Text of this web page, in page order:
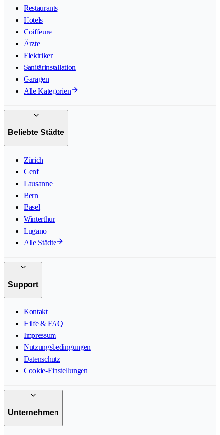
Restaurants
Hotels
Coiffeure
Ärzte
Elektriker
Sanitärinstallation
Garagen
Alle Kategorien
Beliebte Städte
Zürich
Genf
Lausanne
Bern
Basel
Winterthur
Lugano
Alle Städte
Support
Kontakt
Hilfe & FAQ
Impressum
Nutzungsbedingungen
Datenschutz
Cookie-Einstellungen
Unternehmen